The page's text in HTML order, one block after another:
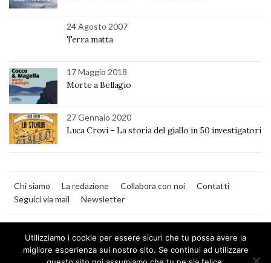
24 Agosto 2007
Terra matta
17 Maggio 2018
Morte a Bellagio
27 Gennaio 2020
Luca Crovi – La storia del giallo in 50 investigatori
Chi siamo La redazione Collabora con noi
Contatti
Seguici via mail
Newsletter
Utilizziamo i cookie per essere sicuri che tu possa avere la
migliore esperienza sul nostro sito. Se continui ad utilizzare